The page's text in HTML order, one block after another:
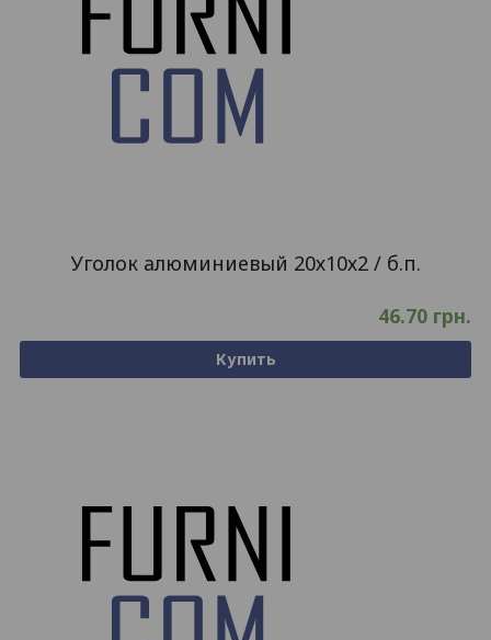
Уголок алюминиевый 20х10х2 / б.п.
46.70 грн.
Купить